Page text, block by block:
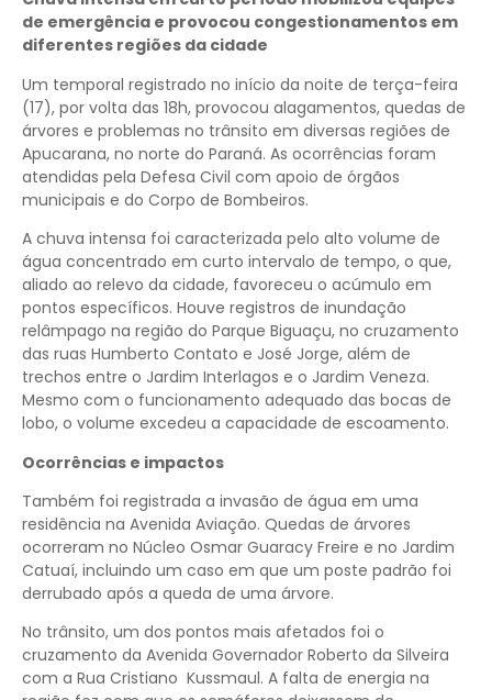
de emergência e provocou congestionamentos em
diferentes regiões da cidade
Um temporal registrado no início da noite de terça-feira
(17), por volta das 18h, provocou alagamentos, quedas de
árvores e problemas no trânsito em diversas regiões de
Apucarana, no norte do Paraná. As ocorrências foram
atendidas pela Defesa Civil com apoio de órgãos
municipais e do Corpo de Bombeiros.
A chuva intensa foi caracterizada pelo alto volume de
água concentrado em curto intervalo de tempo, o que,
aliado ao relevo da cidade, favoreceu o acúmulo em
pontos específicos. Houve registros de inundação
relâmpago na região do Parque Biguaçu, no cruzamento
das ruas Humberto Contato e José Jorge, além de
trechos entre o Jardim Interlagos e o Jardim Veneza.
Mesmo com o funcionamento adequado das bocas de
lobo, o volume excedeu a capacidade de escoamento.
Ocorrências e impactos
Também foi registrada a invasão de água em uma
residência na Avenida Aviação. Quedas de árvores
ocorreram no Núcleo Osmar Guaracy Freire e no Jardim
Catuaí, incluindo um caso em que um poste padrão foi
derrubado após a queda de uma árvore.
No trânsito, um dos pontos mais afetados foi o
cruzamento da Avenida Governador Roberto da Silveira
com a Rua Cristiano Kussmaul. A falta de energia na